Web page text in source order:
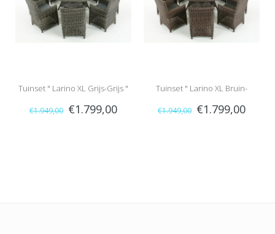
Tuinset " Larino XL Grijs-Grijs "
€1.949,00 €1.799,00
Tuinset " Larino XL Bruin-
Antraciet "
€1.949,00 €1.799,00